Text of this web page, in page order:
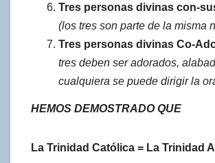
Tres personas divinas con-
(los tres son parte de la misma
Tres personas divinas Co-
tres deben ser adorados,
cualquiera se puede dirigir la
HEMOS DEMOSTRADO QUE
La Trinidad Católica = La Trinidad